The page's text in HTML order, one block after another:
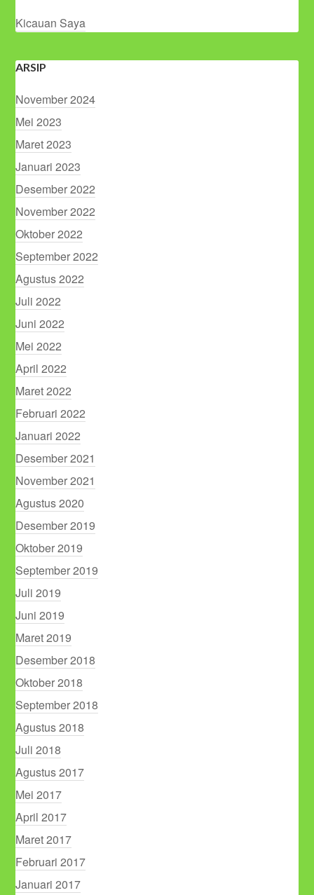
Kicauan Saya
ARSIP
November 2024
Mei 2023
Maret 2023
Januari 2023
Desember 2022
November 2022
Oktober 2022
September 2022
Agustus 2022
Juli 2022
Juni 2022
Mei 2022
April 2022
Maret 2022
Februari 2022
Januari 2022
Desember 2021
November 2021
Agustus 2020
Desember 2019
Oktober 2019
September 2019
Juli 2019
Juni 2019
Maret 2019
Desember 2018
Oktober 2018
September 2018
Agustus 2018
Juli 2018
Agustus 2017
Mei 2017
April 2017
Maret 2017
Februari 2017
Januari 2017